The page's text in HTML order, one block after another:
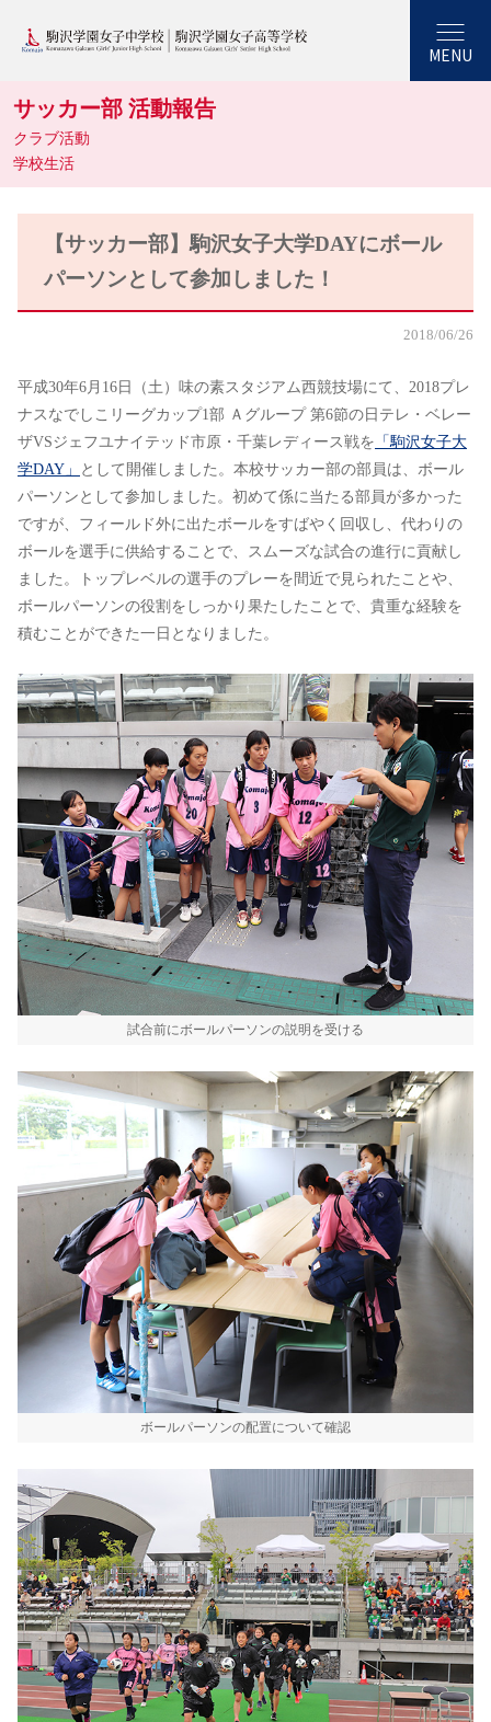
MENU
サッカー部 活動報告
クラブ活動
学校生活
【サッカー部】駒沢女子大学DAYにボール
パーソンとして参加しました！
2018/06/26
平成30年6月16日（土）味の素スタジアム西競技場にて、2018プレ
ナスなでしこリーグカップ1部 Ａグループ 第6節の日テレ・ベレー
ザVSジェフユナイテッド市原・千葉レディース戦を 「駒沢女子大
学DAY」
として開催しました。本校サッカー部の部員は、ボール
パーソンとして参加しました。初めて係に当たる部員が多かった
ですが、フィールド外に出たボールをすばやく回収し、代わりの
ボールを選手に供給することで、スムーズな試合の進行に貢献し
ました。トップレベルの選手のプレーを間近で見られたことや、
ボールパーソンの役割をしっかり果たしたことで、貴重な経験を
積むことができた一日となりました。
試合前にボールパーソンの説明を受ける
ボールパーソンの配置について確認